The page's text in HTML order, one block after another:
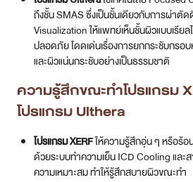
ถึงชั้น SMAS ซึ่งเป็นชั้นเดียวกับการผ่าตั
Visualization ให้แพทย์เห็นชั้นผิวแบบเรีย
ปลอดภัย โดดเด่นเรื่องการยกกระชับกรอ
และผิวแน่นกระชับอย่างเป็นธรรมชาติ
ความรู้สึกขณะทำโปรแกรม
โปรแกรม Ulthera
โปรแกรม XERFให้ความรู้สึกอุ่น ๆ หรือร้อ
ด้วยระบบทำความเย็น ICD Cooling และ
ความเหมาะสม ทำให้รู้สึกสบายผิวขณะทำ